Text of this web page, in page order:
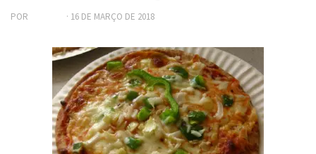
POR · 16 DE MARÇO DE 2018